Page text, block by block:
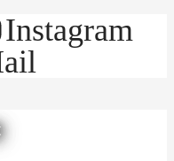
Instagram